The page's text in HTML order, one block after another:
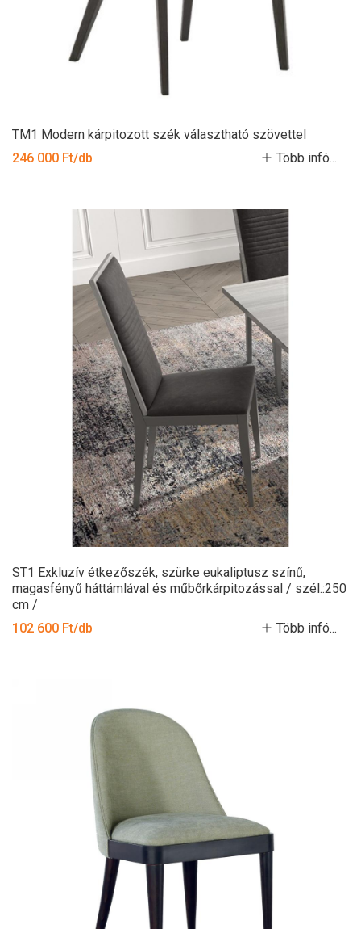
TM1 Modern kárpitozott szék választható szövettel
246 000 Ft/db
Több infó...
ST1 Exkluzív étkezőszék, szürke eukaliptusz színű,
magasfényű háttámlával és műbőrkárpitozással / szél.:250
cm /
102 600 Ft/db
Több infó...